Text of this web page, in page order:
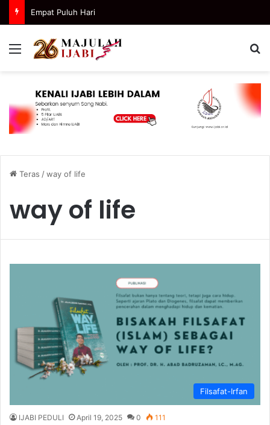
Empat Puluh Hari
Menu
Teras /way of life
way of life
Filsafat-Irfan
IJABI PEDULI April 19, 2025 0 111